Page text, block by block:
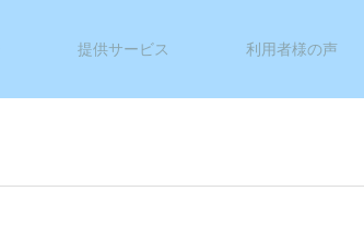
提供サービス 利用者様の声